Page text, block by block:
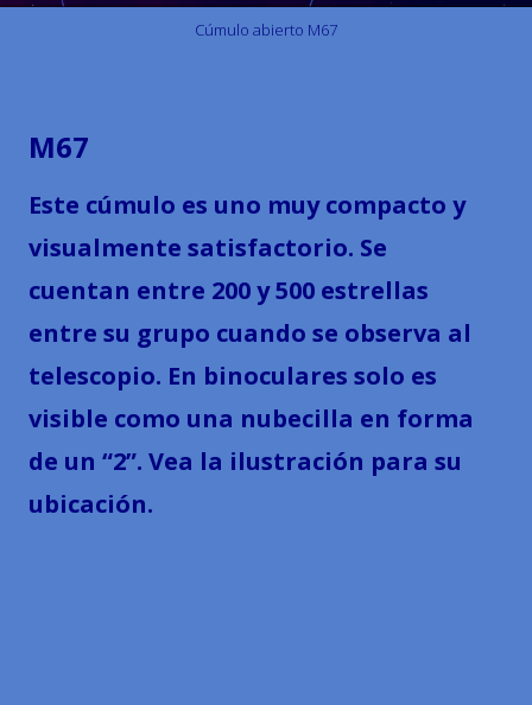
Cúmulo abierto M67
M67
Este cúmulo es uno muy compacto y
visualmente satisfactorio. Se
cuentan entre 200 y 500 estrellas
entre su grupo cuando se observa al
telescopio. En binoculares solo es
visible como una nubecilla en forma
de un “2”. Vea la ilustración para su
ubicación.